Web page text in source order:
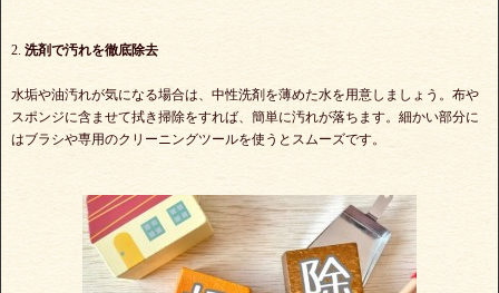
2. 洗剤で汚れを徹底除去
水垢や油汚れが気になる場合は、中性洗剤を薄めた水を用意しましょう。布や
スポンジに含ませて拭き掃除をすれば、簡単に汚れが落ちます。細かい部分に
はブラシや専用のクリーニングツールを使うとスムーズです。